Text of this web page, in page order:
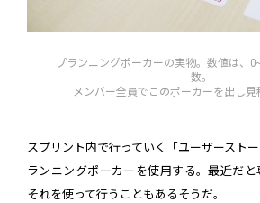
プランニングポーカーの実物。数値は、
数。
メンバー全員でこのポーカーを出し見
スプリント内で行っていく「ユーザースト
ランニングポーカーを使用する。最近だと
それを使って行うこともあるそうだ。